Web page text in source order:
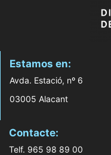
Estamos en:
Avda. Estació, nº 6
03005 Alacant
Contacte:
Telf. 965 98 89 00